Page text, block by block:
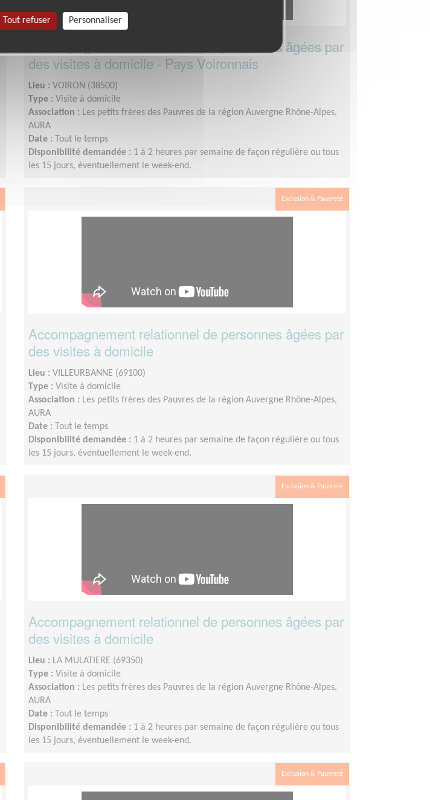
Accompagnement relationnel de personnes âgées par
des visites à domicile - Pays Voironnais
Lieu : VOIRON (38500)
Type : Visite à domicile
Association : Les petits frères des Pauvres de la région Auvergne Rhône-Alpes,
AURA
Date : Tout le temps
Disponibilité demandée : 1 à 2 heures par semaine de façon régulière ou tous
les 15 jours, éventuellement le week-end.
Exclusion & Pauvreté
Accompagnement relationnel de personnes âgées par
des visites à domicile
Lieu : VILLEURBANNE (69100)
Type : Visite à domicile
Association : Les petits frères des Pauvres de la région Auvergne Rhône-Alpes,
AURA
Date : Tout le temps
Disponibilité demandée : 1 à 2 heures par semaine de façon régulière ou tous
les 15 jours, éventuellement le week-end.
Exclusion & Pauvreté
Accompagnement relationnel de personnes âgées par
des visites à domicile
Lieu : LA MULATIERE (69350)
Type : Visite à domicile
Association : Les petits frères des Pauvres de la région Auvergne Rhône-Alpes,
AURA
Date : Tout le temps
Disponibilité demandée : 1 à 2 heures par semaine de façon régulière ou tous
les 15 jours, éventuellement le week-end.
Exclusion & Pauvreté
Tout refuser Personnaliser